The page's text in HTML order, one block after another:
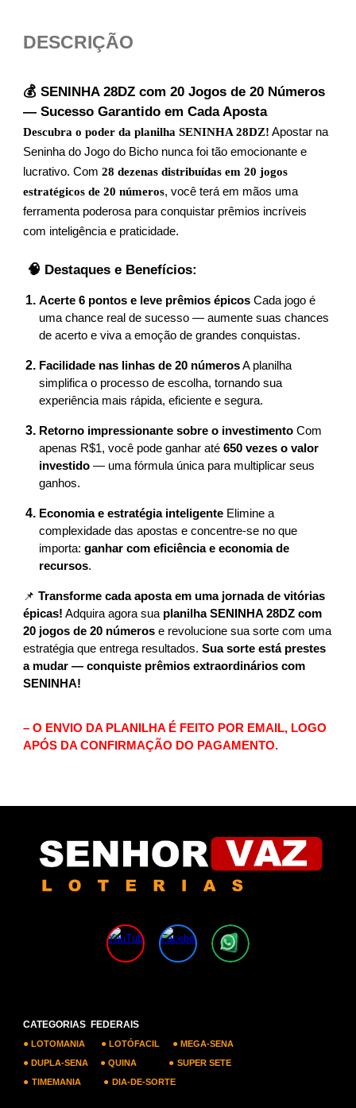
DESCRIÇÃO
💰 SENINHA 28DZ com 20 Jogos de 20 Números
— Sucesso Garantido em Cada Aposta
Descubra o poder da planilha SENINHA 28DZ! Apostar na
Seninha do Jogo do Bicho nunca foi tão emocionante e
lucrativo. Com28 dezenas distribuídas em 20 jogos
estratégicos de 20 números, você terá em mãos uma
ferramenta poderosa para conquistar prêmios incríveis
com inteligência e praticidade.
🧠 Destaques e Benefícios:
Acerte 6 pontos e leve prêmios épicos Cada jogo é
uma chance real de sucesso — aumente suas chances
de acerto e viva a emoção de grandes conquistas.
Facilidade nas linhas de 20 númerosA planilha
simplifica o processo de escolha, tornando sua
experiência mais rápida, eficiente e segura.
Retorno impressionante sobre o investimento Com
apenas R$1, você pode ganhar até650 vezes o valor
investido — uma fórmula única para multiplicar seus
ganhos.
Economia e estratégia inteligente Elimine a
complexidade das apostas e concentre-se no que
importa:ganhar com eficiência e economia de
recursos.
📌Transforme cada aposta em uma jornada de vitórias
épicas! Adquira agora sua planilha SENINHA 28DZ com
20 jogos de 20 números e revolucione sua sorte com uma
estratégia que entrega resultados.Sua sorte está prestes
a mudar — conquiste prêmios extraordinários com
SENINHA!
– O ENVIO DA PLANILHA É FEITO POR EMAIL, LOGO
APÓS DA CONFIRMAÇÃO DO PAGAMENTO.
CATEGORIAS FEDERAIS
●LOTOMANIA ●LOTÓFACIL ●MEGA-SENA
●DUPLA-SENA ●QUINA ● SUPER SETE
● TIMEMANIA ● DIA-DE-SORTE